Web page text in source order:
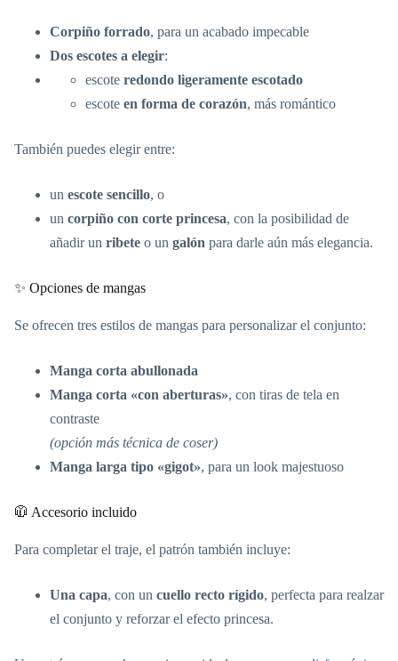
Corpiño forrado, para un acabado impecable
Dos escotes a elegir:
escote redondo ligeramente escotado
escote en forma de corazón, más romántico
También puedes elegir entre:
un escote sencillo, o
un corpiño con corte princesa, con la posibilidad de
añadir un ribete o un galón para darle aún más elegancia.
✨ Opciones de mangas
Se ofrecen tres estilos de mangas para personalizar el conjunto:
Manga corta abullonada
Manga corta «con aberturas», con tiras de tela en
contraste
(opción más técnica de coser)
Manga larga tipo «gigot», para un look majestuoso
🧥 Accesorio incluido
Para completar el traje, el patrón también incluye:
Una capa, con un cuello recto rígido, perfecta para realzar
el conjunto y reforzar el efecto princesa.